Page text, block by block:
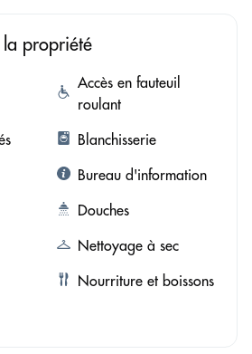
la propriété
Accès en fauteuil
roulant
Blanchisserie
Bureau d'information
Douches
Nettoyage à sec
Nourriture et boissons